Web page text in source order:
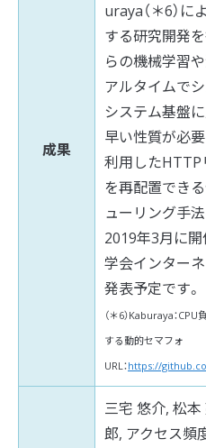
成果
uraya（＊6） に
する研究開発
らの機械学習
アルタイムで
システム基盤
早い性質が必
利用したHTTP
を再配置でき
ューリング手
2019年3月に
学会インター
発表予定です。
（＊6）Kaburaya：
する動的セマフォ
URL：https://
三宅 悠介, 松
郎, アクセス頻